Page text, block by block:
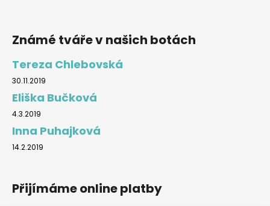
Známé tváře v našich botách
Tereza Chlebovská
30.11.2019
Eliška Bučková
4.3.2019
Inna Puhajková
14.2.2019
Přijímáme online platby